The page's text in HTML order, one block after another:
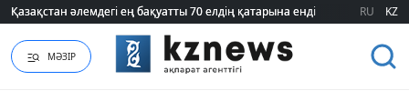
Қазақстан әлемдегі ең бақуатты 70 елдің қатарына енді
Қазақстан әлемдегі ең бақуатты 70 елдің қатарына енді RU KZ
МӘЗІР